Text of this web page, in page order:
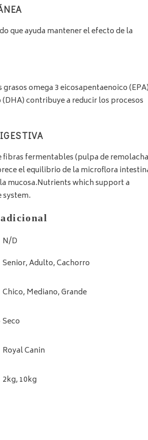
que ayuda mantener el efecto de la
omega 3 eicosapentaenoico
contribuye a reducir los procesos
fibras fermentables (pulpa de
el equilibrio de la microflora
mucosa.Nutrients which support a
system.
N/D
Senior, Adulto, Cachorro
Chico, Mediano, Grande
Seco
Royal Canin
2kg, 10kg